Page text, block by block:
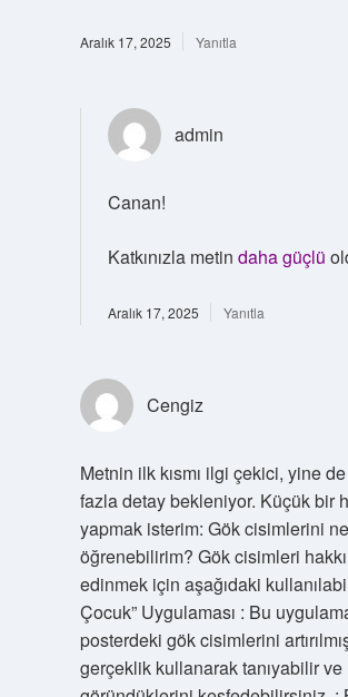
Aralık 17, 2025 Yanıtla
admin
Canan!
Katkınızla metin daha güçlü
Aralık 17, 2025 Yanıtla
Cengiz
Metnin ilk kısmı ilgi çekici, yine
fazla detay bekleniyor. Küçük bir
yapmak isterim: Gök cisimlerini
öğrenebilirim? Gök cisimleri
edinmek için aşağıdaki
Çocuk” Uygulaması : Bu
posterdeki gök cisimlerini
gerçeklik kullanarak tanıyabilir ve